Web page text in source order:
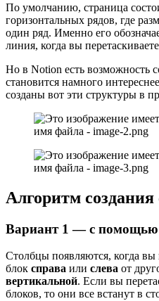
По умолчанию, страница
горизонтальных рядов, где
один ряд. Именно его
линия, когда вы
Но в Notion есть возможность
становится намного
созданы вот эти структуры в
Алгоритм создания
Вариант 1 — с помощью
Столбцы появляются, когда вы
блок справа или слева от
вертикальной. Если вы
блоков, то они все встанут в